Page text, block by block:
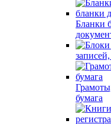
Бланки
бумага